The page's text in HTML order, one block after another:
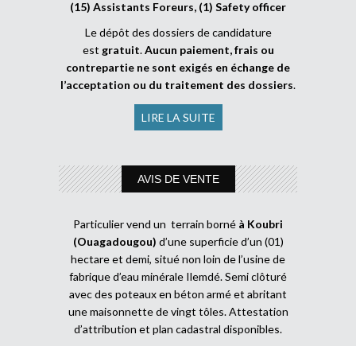
(15) Assistants Foreurs, (1) Safety officer
Le dépôt des dossiers de candidature
est gratuit.Aucun paiement, frais ou
contrepartie ne sont exigés en échange de
l’acceptation ou du traitement des dossiers.
LIRE LA SUITE
AVIS DE VENTE
Particulier vend un terrain borné à Koubri
(Ouagadougou) d’une superficie d’un (01)
hectare et demi, situé non loin de l’usine de
fabrique d’eau minérale Ilemdé. Semi clôturé
avec des poteaux en béton armé et abritant
une maisonnette de vingt tôles. Attestation
d’attribution et plan cadastral disponibles.